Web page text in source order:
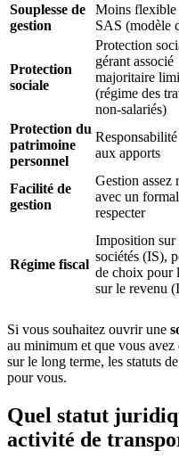
Souplesse de
gestion
Moins flexible
SAS (modèle
Protection
sociale
Protection
gérant associé
majoritaire
(régime des
non-salariés)
Protection du
patrimoine
personnel
aux apports
Facilité de
gestion
Gestion assez
avec un
respecter
Régime fiscal
Imposition sur
sociétés (IS),
de choix pour
sur le revenu
Si vous souhaitez ouvrir une
au minimum et que vous avez
sur le long terme, les statuts
pour vous.
Quel statut
activité de